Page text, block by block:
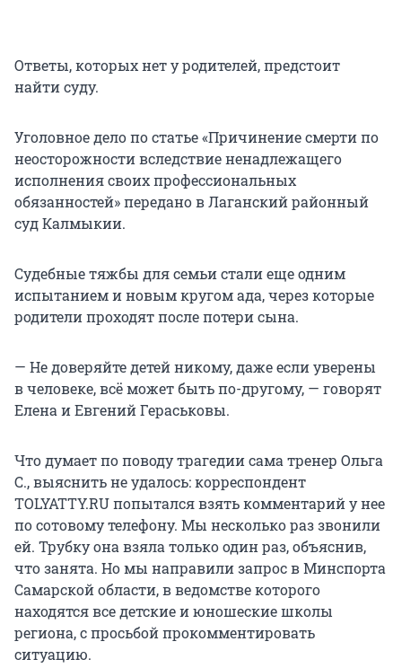
Ответы, которых нет у родителей, предстоит
найти суду.
Уголовное дело по статье «Причинение смерти по
неосторожности вследствие ненадлежащего
исполнения своих профессиональных
обязанностей» передано в Лаганский районный
суд Калмыкии.
Судебные тяжбы для семьи стали еще одним
испытанием и новым кругом ада, через которые
родители проходят после потери сына.
— Не доверяйте детей никому, даже если уверены
в человеке, всё может быть по-другому, — говорят
Елена и Евгений Гераськовы.
Что думает по поводу трагедии сама тренер Ольга
С., выяснить не удалось: корреспондент
TOLYATTY.RU попытался взять комментарий у нее
по сотовому телефону. Мы несколько раз звонили
ей. Трубку она взяла только один раз, объяснив,
что занята. Но мы направили запрос в Минспорта
Самарской области, в ведомстве которого
находятся все детские и юношеские школы
региона, с просьбой прокомментировать
ситуацию.